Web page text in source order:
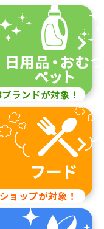
ランドが対象！
ョップが対象！